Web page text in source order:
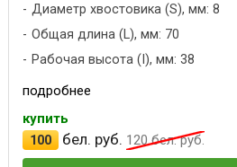
Диаметр хвостовика (S), мм: 8
Общая длина (L), мм: 70
Рабочая высота (I), мм: 38
подробнее
купить
100
бел. руб. 120бел. руб.